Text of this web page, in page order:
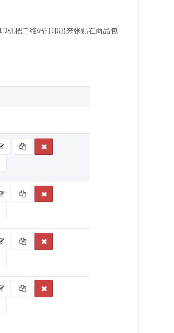
机把二维码打印出来张贴在商品包